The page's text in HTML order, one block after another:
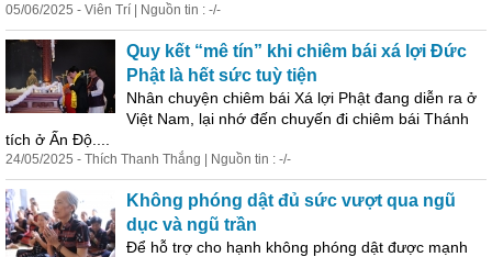
05/06/2025 - Viên Trí | Nguồn tin : -/-
Quy kết “mê tín” khi chiêm bái xá lợi Đức
Phật là hết sức tuỳ tiện
Nhân chuyện chiêm bái Xá lợi Phật đang diễn ra ở
Việt Nam, lại nhớ đến chuyến đi chiêm bái Thánh
tích ở Ấn Độ....
24/05/2025 - Thích Thanh Thắng | Nguồn tin : -/-
Không phóng dật đủ sức vượt qua ngũ
dục và ngũ trần
Để hỗ trợ cho hạnh không phóng dật được mạnh